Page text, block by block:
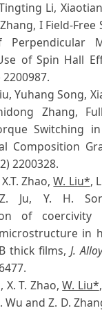
Li,
I Field-Free
Perpendicular
of Spin Hall
2200987.
Yuhang Song,
Zhang,
Switching
Composition
2200328.
Zhao,W. Liu*,
Ju, Y. H.
of coercivity
in
thick films, J.
T. Zhao,W. Liu*
Wu and Z. D.